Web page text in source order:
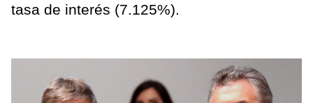
tasa de interés (7.125%).